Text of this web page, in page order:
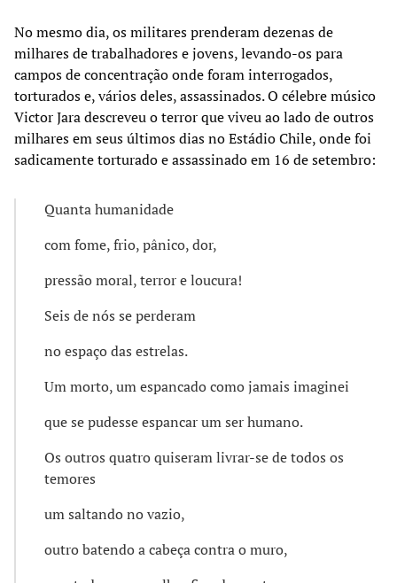
No mesmo dia, os militares prenderam dezenas de
milhares de trabalhadores e jovens, levando-os para
campos de concentração onde foram interrogados,
torturados e, vários deles, assassinados. O célebre músico
Victor Jara descreveu o terror que viveu ao lado de outros
milhares em seus últimos dias no Estádio Chile, onde foi
sadicamente torturado e assassinado em 16 de setembro:
Quanta humanidade
com fome, frio, pânico, dor,
pressão moral, terror e loucura!
Seis de nós se perderam
no espaço das estrelas.
Um morto, um espancado como jamais imaginei
que se pudesse espancar um ser humano.
Os outros quatro quiseram livrar-se de todos os
temores
um saltando no vazio,
outro batendo a cabeça contra o muro,